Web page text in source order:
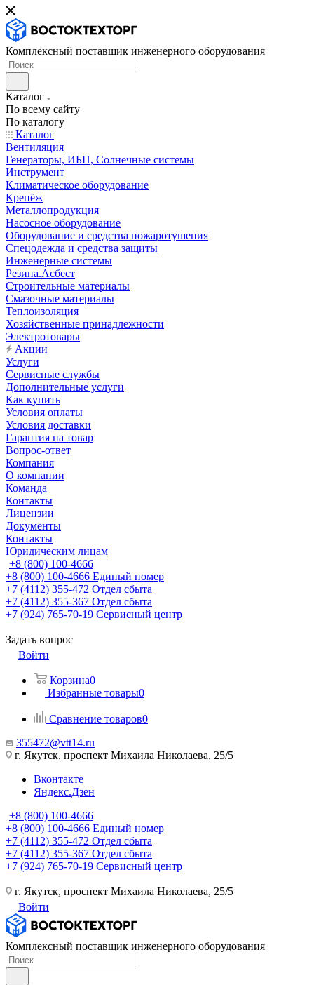
Комплексный поставщик инженерного оборудования
Каталог
По всему сайту
По каталогу
Каталог
Вентиляция
Генераторы, ИБП, Солнечные системы
Инструмент
Климатическое оборудование
Крепёж
Металлопродукция
Насосное оборудование
Оборудование и средства пожаротушения
Спецодежда и средства защиты
Инженерные системы
Резина.Асбест
Строительные материалы
Смазочные материалы
Теплоизоляция
Хозяйственные принадлежности
Электротовары
Акции
Услуги
Сервисные службы
Дополнительные услуги
Как купить
Условия оплаты
Условия доставки
Гарантия на товар
Вопрос-ответ
Компания
О компании
Команда
Контакты
Лицензии
Документы
Контакты
Юридическим лицам
+8 (800) 100-4666
+8 (800) 100-4666 Единый номер
+7 (4112) 355-472 Отдел сбыта
+7 (4112) 355-367 Отдел сбыта
+7 (924) 765-70-19 Сервисный центр
Задать вопрос
Войти
Корзина0
Избранные товары0
Сравнение товаров0
355472@vtt14.ru
г. Якутск, проспект Михаила Николаева, 25/5
Вконтакте
Яндекс.Дзен
+8 (800) 100-4666
+8 (800) 100-4666 Единый номер
+7 (4112) 355-472 Отдел сбыта
+7 (4112) 355-367 Отдел сбыта
+7 (924) 765-70-19 Сервисный центр
г. Якутск, проспект Михаила Николаева, 25/5
Войти
Комплексный поставщик инженерного оборудования